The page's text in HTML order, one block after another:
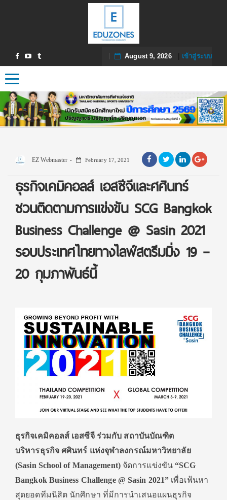
August 9, 2026| เข้าสู่ระบบ
Toggle navigation
EZ Webmaster February 17, 2021
ธุรกิจเคมิคอลส์ เอสซีจีและศศินทร์
ชวนติดตามการแข่งขัน SCG Bangkok
Business Challenge @ Sasin 2021
รอบประเทศไทยทางไลฟ์สตรีมมิ่ง 19 –
20 กุมภาพันธ์นี้
ธุรกิจเคมิคอลส์ เอสซีจี ร่วมกับ สถาบันบัณฑิต
บริหารธุรกิจ ศศินทร์ แห่งจุฬาลงกรณ์มหาวิทยาลัย
(Sasin School of Management)จัดการแข่งขัน“SCG
Bangkok Business Challenge @ Sasin 2021” เพื่อเฟ้นหา
สุดยอดทีมนิสิต นักศึกษา ที่มีการนำเสนอแผนธุรกิจ